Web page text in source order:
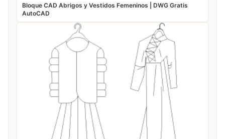
Bloque CAD Abrigos y Vestidos Femeninos | DWG Gratis
AutoCAD